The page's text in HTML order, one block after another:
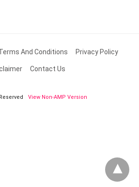
And Conditions Privacy Policy
Contact Us
View Non-AMP Version